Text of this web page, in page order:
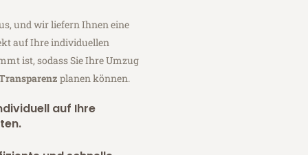
und wir liefern Ihnen eine
auf Ihre individuellen
ist, sodass Sie Ihre Umzug
planen können.
auf Ihre